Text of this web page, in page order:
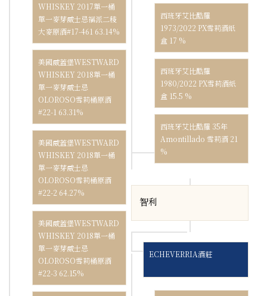
WHISKEY 2017單一桶
單一麥芽威士忌福派二稜
大麥原酒#17-461 63.14%
美國威蓋堡WESTWARD
WHISKEY 2018單一桶
單一麥芽威士忌
OLOROSO雪莉桶原酒
#22-1 63.31%
美國威蓋堡WESTWARD
WHISKEY 2018單一桶
單一麥芽威士忌
OLOROSO雪莉桶原酒
#22-2 64.27%
美國威蓋堡WESTWARD
WHISKEY 2018單一桶
單一麥芽威士忌
OLOROSO雪莉桶原酒
#22-3 62.15%
西班牙艾比酷羅
1973/2022 PX雪莉酒紙
盒 17 %
西班牙艾比酷羅
1980/2022 PX雪莉酒紙
盒 15.5 %
西班牙艾比酷羅 35年
Amontillado 雪莉酒 21
%
智利
ECHEVERRIA酒莊